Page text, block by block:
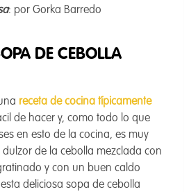
: por Gorka Barredo
DE CEBOLLA
receta de cocina típicamente
de hacer y, como todo lo que
en esto de la cocina, es muy
de la cebolla mezclada con
y con un buen caldo
deliciosa sopa de cebolla